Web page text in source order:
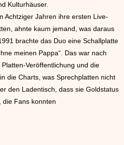
Kulturhäuser.
Achtziger Jahren ihre ersten Live-
ahnte kaum jemand, was daraus
brachte das Duo eine Schallplatte
meinen Pappa“. Das war nach
Veröffentlichung und die
die Charts, was Sprechplatten nicht
den Ladentisch, dass sie Goldstatus
die Fans konnten